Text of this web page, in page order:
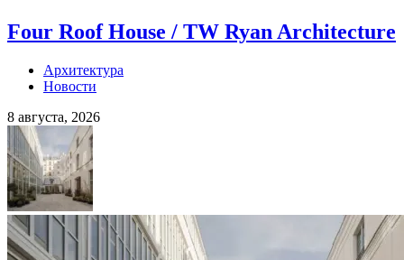
Four Roof House / TW Ryan Architecture
Архитектура
Новости
8 августа, 2026